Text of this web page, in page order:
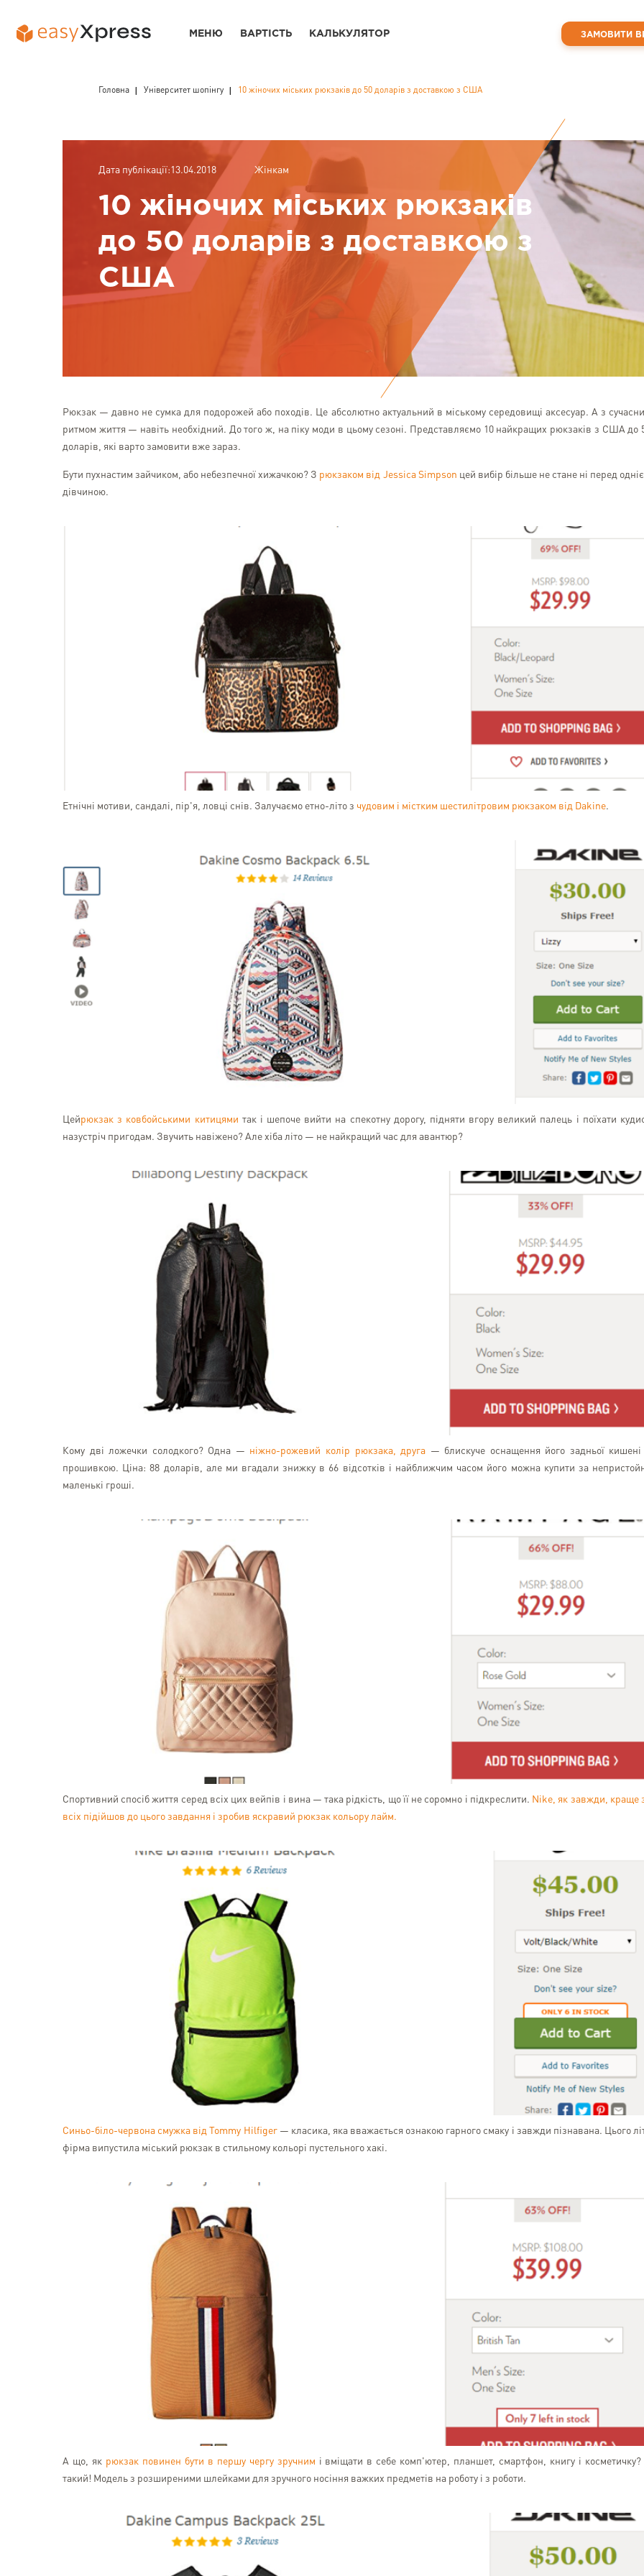
Головна Університет шопінгу 10 жіночих міських рюкзаків до 50 доларів з доставкою з США
Дата публікації:13.04.2018 Жінкам
10 жіночих міських рюкзаків
до 50 доларів з доставкою з
США
Рюкзак — давно не сумка для подорожей або походів. Це абсолютно актуальний в міському середовищі аксесуар. А з
ритмом життя — навіть необхідний. До того ж, на піку моди в цьому сезоні. Представляємо 10 найкращих рюкзаків з США до
доларів, які варто замовити вже зараз.
Бути пухнастим зайчиком, або небезпечної хижачкою? З рюкзаком від Jessica Simpson цей вибір більше не стане ні перед
дівчиною.
Етнічні мотиви, сандалі, пір'я, ловці снів. Залучаємо етно-літо з чудовим і містким шестилітровим рюкзаком від Dakine.
Цейрюкзак з ковбойськими китицями так і шепоче вийти на спекотну дорогу, підняти вгору великий палець і поїхати
назустріч пригодам. Звучить навіжено? Але хіба літо — не найкращий час для авантюр?
Кому дві ложечки солодкого? Одна — ніжно-рожевий колір рюкзака, друга — блискуче оснащення його задньої
прошивкою. Ціна: 88 доларів, але ми вгадали знижку в 66 відсотків і найближчим часом його можна купити за
маленькі гроші.
Спортивний спосіб життя серед всіх цих вейпів і вина — така рідкість, що її не соромно і підкреслити. Nike, як завжди, краще
всіх підійшов до цього завдання і зробив яскравий рюкзак кольору лайм.
Синьо-біло-червона смужка від Tommy Hilfiger— класика, яка вважається ознакою гарного смаку і завжди пізнавана. Цього
фірма випустила міський рюкзак в стильному кольорі пустельного хакі.
А що, як рюкзак повинен бути в першу чергу зручним і вміщати в себе комп'ютер, планшет, смартфон, книгу і
такий! Модель з розширеними шлейками для зручного носіння важких предметів на роботу і з роботи.
Kyiv
Можу сміливо
доставляла посилки,
можливість замовляти
тільки на своє ім'я.
МЕНЮ ВАРТІСТЬ КАЛЬКУЛЯТОР ЗАМОВИТИ